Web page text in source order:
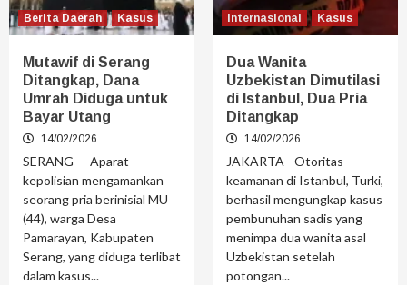
Berita Daerah Kasus
Mutawif di Serang
Ditangkap, Dana
Umrah Diduga untuk
Bayar Utang
14/02/2026
SERANG — Aparat
kepolisian mengamankan
seorang pria berinisial MU
(44), warga Desa
Pamarayan, Kabupaten
Serang, yang diduga terlibat
dalam kasus...
Internasional Kasus
Dua Wanita
Uzbekistan Dimutilasi
di Istanbul, Dua Pria
Ditangkap
14/02/2026
JAKARTA - Otoritas
keamanan di Istanbul, Turki,
berhasil mengungkap kasus
pembunuhan sadis yang
menimpa dua wanita asal
Uzbekistan setelah
potongan...